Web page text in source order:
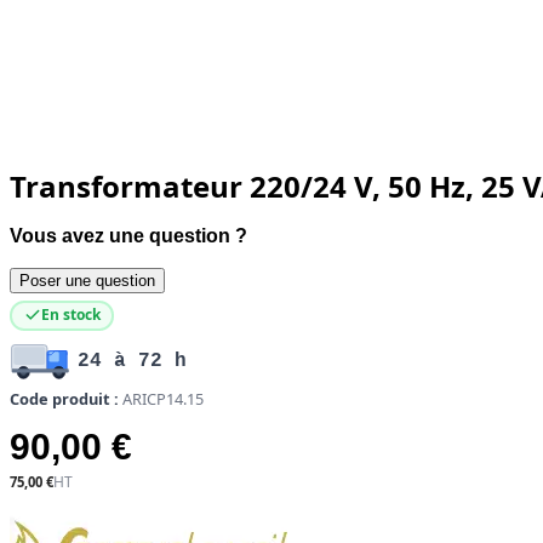
Transformateur 220/24 V, 50 Hz, 25
Vous avez une question ?
Poser une question
En stock
24 à 72 h
Code produit : ARICP14.15
90,00 €
75,00 €